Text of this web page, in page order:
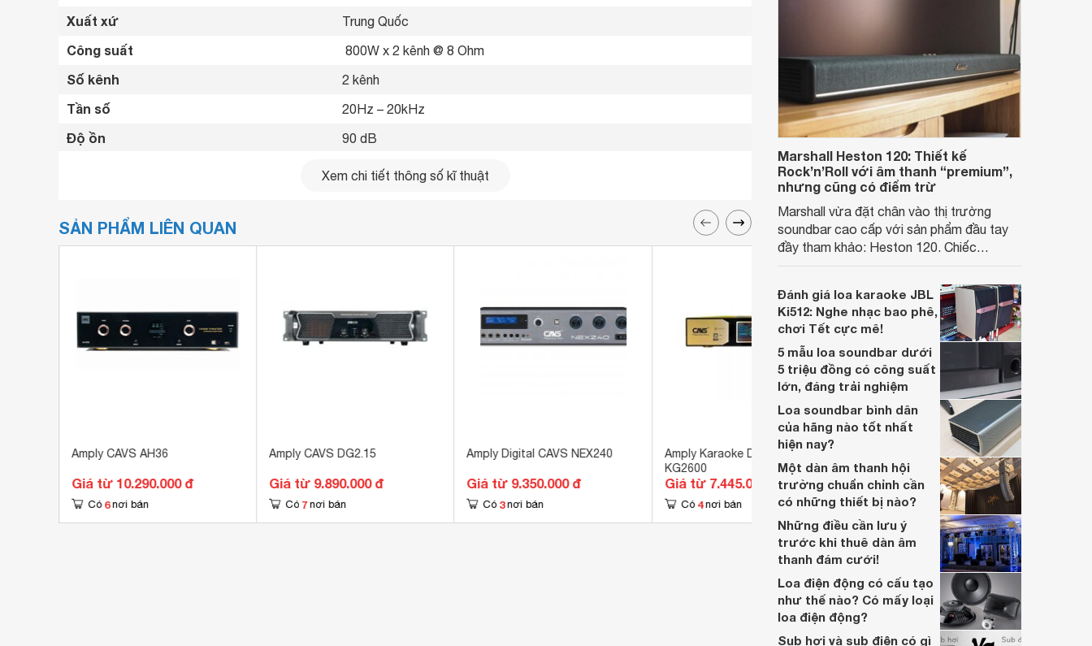
Xuất xứ Trung Quốc
Công suất 800W x 2 kênh @ 8 Ohm
Số kênh 2 kênh
Tần số 20Hz – 20kHz
Độ ồn 90 dB
≤ 0.05%
Kích thước
Xem chi tiết thông số kĩ thuật
SẢN PHẨM LIÊN QUAN
Amply CAVS AH36
Giá từ 10.290.000 đ
Có 6 nơi bán
Amply CAVS DG2.15
Giá từ 9.890.000 đ
Có 7 nơi bán
Amply Digital CAVS NEX240
Giá từ 9.350.000 đ
Có 3 nơi bán
Amply Karaoke Digital CAVS
KG2600
Giá từ 7.445.000 đ
Có 4 nơi bán
Amply - Amplifier Bosa 2000W
Giá từ 13.750.000 đ
Có 3 nơi bán
Marshall Heston 120: Thiết kế
Rock’n’Roll với âm thanh “premium”,
nhưng cũng có điểm trừ
Marshall vừa đặt chân vào thị trường
soundbar cao cấp với sản phẩm đầu tay
đầy tham khảo: Heston 120. Chiếc
lớn, kết nối đa dạng, mà còn ghi điểm nhờ
“chất Marshall” cùng cấu trúc âm thanh
5.1.2 đầy hứa hẹn.
Đánh giá loa karaoke JBL
Ki512: Nghe nhạc bao phê,
chơi Tết cực mê!
5 mẫu loa soundbar dưới
5 triệu đồng có công suất
lớn, đáng trải nghiệm
Loa soundbar bình dân
của hãng nào tốt nhất
hiện nay?
Một dàn âm thanh hội
trường chuẩn chỉnh cần
có những thiết bị nào?
Những điều cần lưu ý
trước khi thuê dàn âm
thanh đám cưới!
Loa điện động có cấu tạo
như thế nào? Có mấy loại
loa điện động?
Sub hơi và sub điện có gì